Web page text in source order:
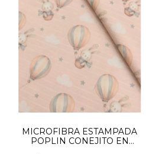
MICROFIBRA ESTAMPADA
POPLIN CONEJITO EN